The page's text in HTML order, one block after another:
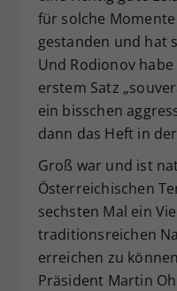
für solche
gestanden und hat
Und Rodionov
erstem Satz
ein bisschen
dann das Heft in
Groß war und ist
Österreichischen
sechsten Mal ein
traditionsreichen
erreichen zu
Präsident Martin